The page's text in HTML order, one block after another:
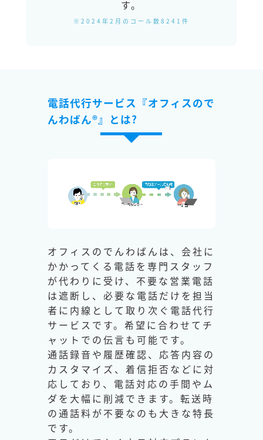
す。
※2024年2月のコール数8241件
電話代行サービス『オフィスので
んわばん®』とは?
オフィスのでんわばんは、会社に
かかってくる電話を専門スタッフ
が代わりに受け、不要な営業電話
は遮断し、必要な電話だけを担当
者に内線として取り次ぐ電話代行
サービスです。希望に合わせてチ
ャットでの伝言も可能です。
通話録音や履歴確認、応答内容の
カスタマイズ、着信拒否などに対
応しており、電話対応の手間やム
ダを大幅に削減できます。転送時
の通話料が不要なのも大きな特長
です。